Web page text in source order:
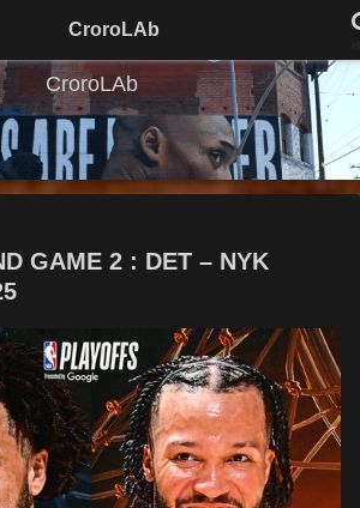
CroroLAb
GAME 2 : DET – NYK
CroroLAb